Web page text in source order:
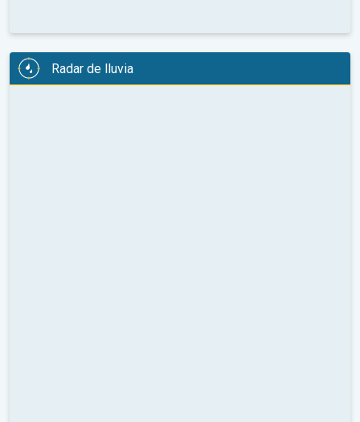
Radar de lluvia